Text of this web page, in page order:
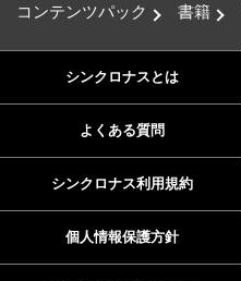
コンテンツパック
書籍
シンクロナスとは
よくある質問
シンクロナス利用規約
個人情報保護方針